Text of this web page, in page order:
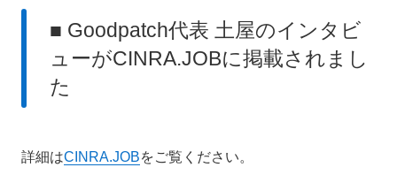
■ Goodpatch代表 土屋のインタビ
ューがCINRA.JOBに掲載されまし
た
詳細はCINRA.JOBをご覧ください。